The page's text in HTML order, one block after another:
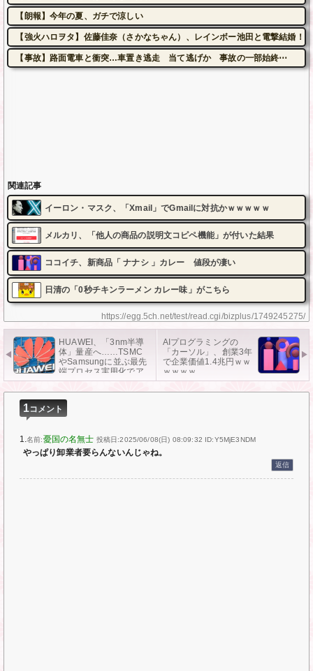
https://egg.5ch.net/test/read.cgi/bizplus/1749245275/
【朗報】今年の夏、ガチで涼しい
【強火ハロヲタ】佐藤佳奈（さかなちゃん）、レインボー池田と電撃結婚！
【事故】路面電車と衝突…車置き逃走 当て逃げか 事故の一部始終⋯
関連記事
イーロン・マスク、「Xmail」でGmailに対抗かｗｗｗｗｗ
メルカリ、「他人の商品の説明文コピペ機能」が付いた結果
ココイチ、新商品「 ナナシ 」カレー 値段が凄い
日清の「0秒チキンラーメン カレー味」がこちら
HUAWEI、「3nm半導
体」量産へ……TSMC
やSamsungに並ぶ最先
端プロセス実用化でア
メリカの制裁を克服か
AIプログラミングの
「カーソル」、創業3年
で企業価値1.4兆円ｗｗ
ｗｗｗｗ
1コメント
1.名前:憂国の名無士 投稿日:2025/06/08(日) 08:09:32 ID:Y5MjE3NDM
やっぱり卸業者要らんないんじゃね。
返信